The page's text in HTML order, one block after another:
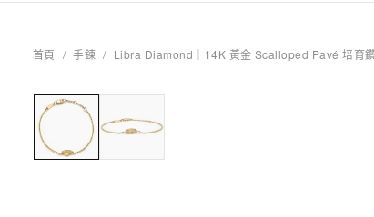
首頁 / 手鍊 / Libra Diamond｜14K 黃金 Scalloped Pavé 培育